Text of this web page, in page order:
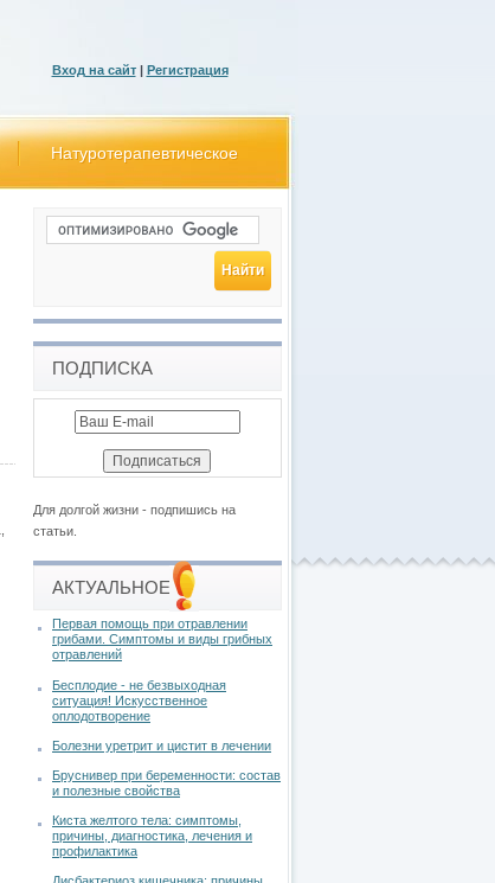
Вход на сайт | Регистрация
Натуротерапевтическое
ПОДПИСКА
Для долгой жизни - подпишись на
статьи.
АКТУАЛЬНОЕ
Первая помощь при отравлении
грибами. Симптомы и виды грибных
отравлений
Бесплодие - не безвыходная
ситуация! Искусственное
оплодотворение
Болезни уретрит и цистит в лечении
Бруснивер при беременности: состав
и полезные свойства
Киста желтого тела: симптомы,
причины, диагностика, лечения и
профилактика